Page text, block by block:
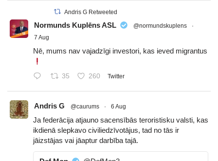
Andris G Retweeted
Normunds Kuplēns ASL @normundskuplens
·
7 Aug
Nē, mums nav vajadzīgi investori, kas ieved migrantus
35 260 Twitter
Andris G @caurums · 6 Aug
Ja federācija atjauno sacensībās teroristisku valsti, kas
ikdienā slepkavo civiliedzīvotājus, tad no tās ir
jāizstājas vai jāaptur darbība tajā.